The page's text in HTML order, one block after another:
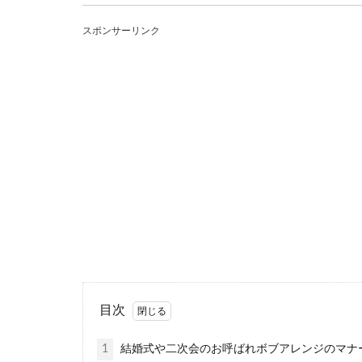
スポンサーリンク
目次
1 結婚式や二次会のお呼ばれボブアレンジのマナ